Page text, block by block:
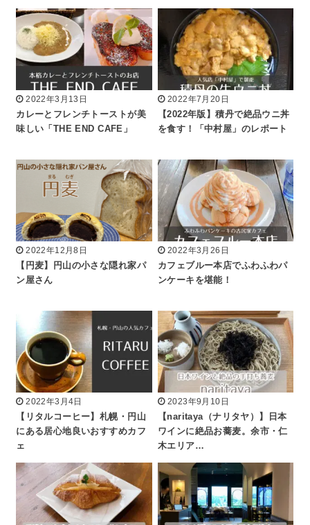
2022年3月13日
カレーとフレンチトーストが美
味しい「THE END CAFE」
2022年7月20日
【2022年版】積丹で絶品ウニ丼
を食す！「中村屋」のレポート
2022年12月8日
【円麦】円山の小さな隠れ家パ
ン屋さん
2022年3月26日
カフェブルー本店でふわふわパ
ンケーキを堪能！
2022年3月4日
【リタルコーヒー】札幌・円山
にある居心地良いおすすめカフ
ェ
2023年9月10日
【naritaya（ナリタヤ）】日本
ワインに絶品お蕎麦。余市・仁
木エリア…